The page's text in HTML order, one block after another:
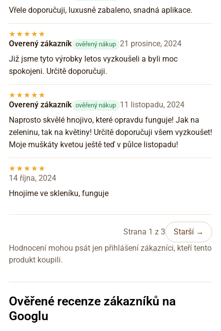
Vřele doporučuji, luxusně zabaleno, snadná aplikace.
Overený zákazník ověřený nákup 21 prosince, 2024
Již jsme tyto výrobky letos vyzkoušeli a byli moc
spokojeni. Určitě doporučuji.
Overený zákazník ověřený nákup 11 listopadu, 2024
Naprosto skvělé hnojivo, které opravdu funguje! Jak na
zeleninu, tak na květiny! Určitě doporučuji všem vyzkoušet!
Moje muškáty kvetou ještě teď v půlce listopadu!
14 října, 2024
Hnojíme ve skleníku, funguje
Strana 1 z 3
Starší →
Hodnocení mohou psát jen přihlášení zákazníci, kteří tento
produkt koupili.
Ověřené recenze zákazníků na
Googlu